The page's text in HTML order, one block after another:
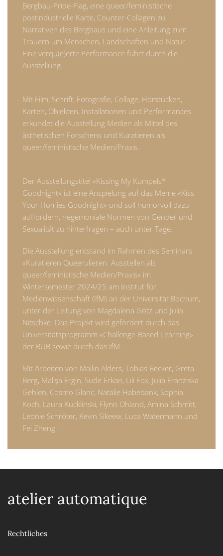
Bergbau-Pride-Flag, eine queer/feministische
postindustrielle Karte, Counter-Collagen zu
Narrativen des Bergbaus und eine Anleitung zum
Trauern um Menschen, Landschaften und Natur.
Eine verqu(e)erte Performance führt durch die
Ausstellung.
Mit Film, Schrift, Fotografie, Collage, Hörstücken,
Karten, Objekten, Installationen und Performances
erkundet die Ausstellung Medien als Mittel des
ästhetischen Forschens und Kuratieren als
queer/feministische Medien/Praxis.
Der Ausstellungstitel «Kissing My Kumpels*
Goodnight» ist eine Anspielung auf das Meme «Kiss
Your Homies Goodnight» und soll humorvoll dazu
auffordern, hegemoniale Normen von Gender und
Sexualität zu hinterfragen – auch unter Tage.
Die Ausstellung entstand im Rahmen des Seminars
«Kuratieren Queerulieren. Ausstellen als
queer/feministische Medien/Praxis» im
Wintersemester 2024/25 am Institut für
Medienwissenschaft (IfM) an der Universität Bochum,
unter der Leitung von Magdalena Götz und Julia
Nitschke. Das Projekt wird gefördert durch das
Universitätsprogramm «Challenge-Based Learning»
der RUB sowie durch das IfM.
Mit Arbeiten von Mailin Alders, Tobias Becker, Greta
Berg, Malişa Ergin, Sude Erkan, Lili Fox, Julia Franziska
Gehlen, Cosmo Glanc, Natalie Habedank, Sophia
Koch, Laura Kucklinski, Flynn Ohland, Amina Schmitt,
Leonie Schröter, Kevin Sikeew, Luca Watermann und
Fei Zheng.
atelier automatique
Rechtliches